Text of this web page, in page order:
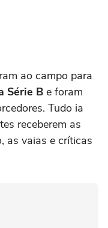
ao campo para
Série B e foram
Tudo ia
receberem as
as vaias e críticas